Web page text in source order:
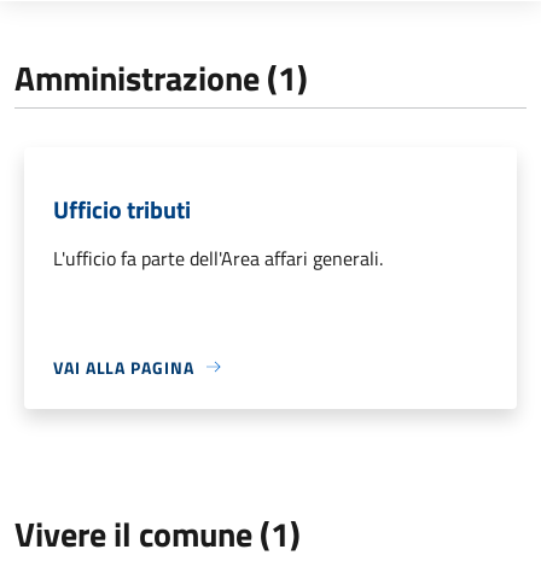
Amministrazione (1)
Ufficio tributi
L'ufficio fa parte dell'Area affari generali.
VAI ALLA PAGINA
Vivere il comune (1)